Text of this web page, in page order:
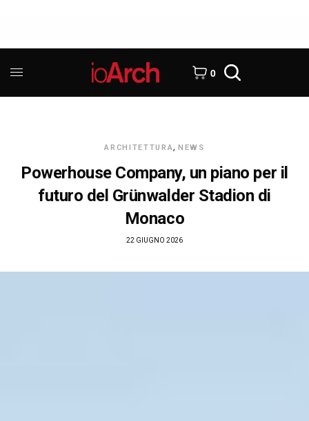
0
ARCHITETTURA, NEWS
Powerhouse Company, un piano per il
futuro del Grünwalder Stadion di
Monaco
22 GIUGNO 2026